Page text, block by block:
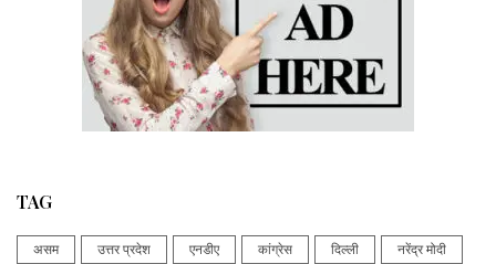
TAG
असम उत्तर प्रदेश एनडीए कांग्रेस दिल्ली नरेंद्र मोदी